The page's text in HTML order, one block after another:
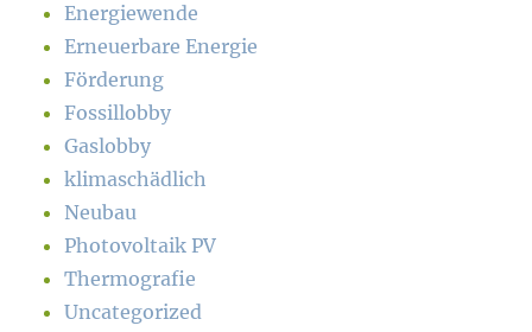
Energiewende
Erneuerbare Energie
Förderung
Fossillobby
Gaslobby
klimaschädlich
Neubau
Photovoltaik PV
Thermografie
Uncategorized